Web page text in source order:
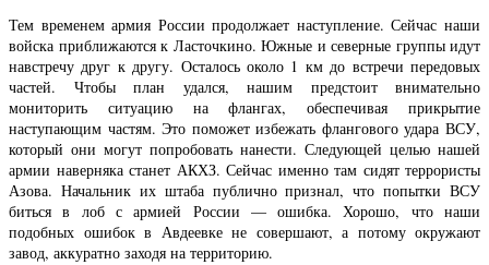
Тем временем армия России продолжает наступление. Сейчас наши
войска приближаются к Ласточкино. Южные и северные группы идут
навстречу друг к другу. Осталось около 1 км до встречи передовых
частей. Чтобы план удался, нашим предстоит внимательно
мониторить ситуацию на флангах, обеспечивая прикрытие
наступающим частям. Это поможет избежать флангового удара ВСУ,
который они могут попробовать нанести. Следующей целью нашей
армии наверняка станет АКХЗ. Сейчас именно там сидят террористы
Азова. Начальник их штаба публично признал, что попытки ВСУ
биться в лоб с армией России — ошибка. Хорошо, что наши
подобных ошибок в Авдеевке не совершают, а потому окружают
завод, аккуратно заходя на территорию.